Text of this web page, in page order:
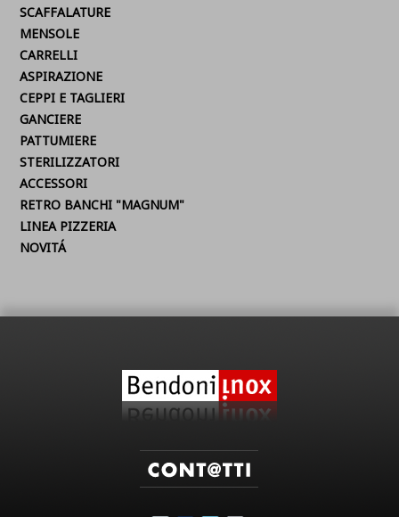
SCAFFALATURE
MENSOLE
CARRELLI
ASPIRAZIONE
CEPPI E TAGLIERI
GANCIERE
PATTUMIERE
STERILIZZATORI
ACCESSORI
RETRO BANCHI "MAGNUM"
LINEA PIZZERIA
NOVITÁ